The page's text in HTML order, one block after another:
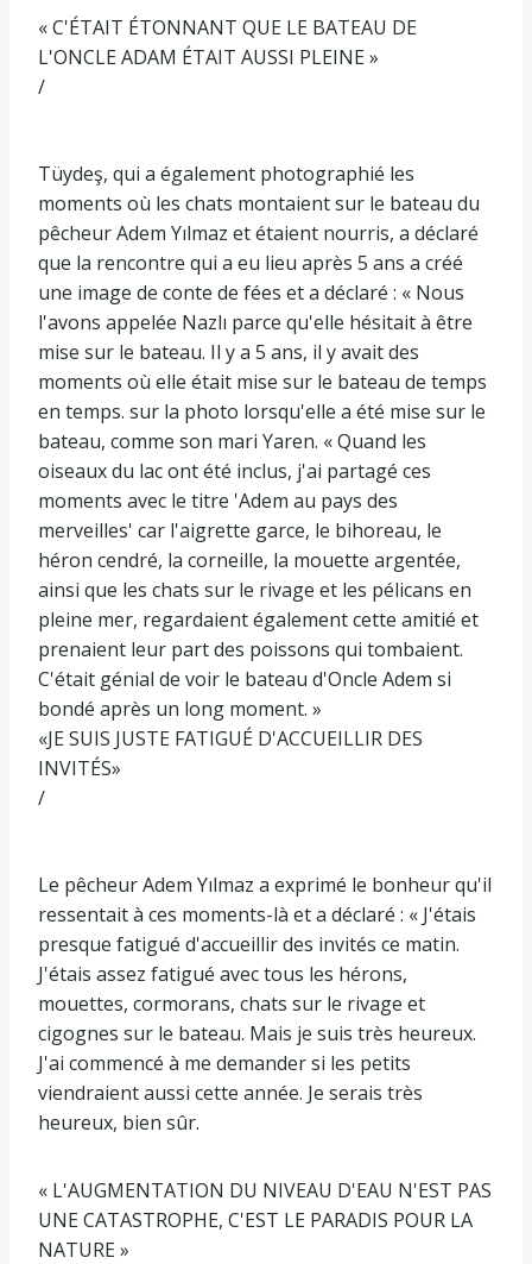
« C'ÉTAIT ÉTONNANT QUE LE BATEAU DE
L'ONCLE ADAM ÉTAIT AUSSI PLEINE »
/
Tüydeş, qui a également photographié les
moments où les chats montaient sur le bateau du
pêcheur Adem Yılmaz et étaient nourris, a déclaré
que la rencontre qui a eu lieu après 5 ans a créé
une image de conte de fées et a déclaré : « Nous
l'avons appelée Nazlı parce qu'elle hésitait à être
mise sur le bateau. Il y a 5 ans, il y avait des
moments où elle était mise sur le bateau de temps
en temps. sur la photo lorsqu'elle a été mise sur le
bateau, comme son mari Yaren. « Quand les
oiseaux du lac ont été inclus, j'ai partagé ces
moments avec le titre 'Adem au pays des
merveilles' car l'aigrette garce, le bihoreau, le
héron cendré, la corneille, la mouette argentée,
ainsi que les chats sur le rivage et les pélicans en
pleine mer, regardaient également cette amitié et
prenaient leur part des poissons qui tombaient.
C'était génial de voir le bateau d'Oncle Adem si
bondé après un long moment. »
«JE SUIS JUSTE FATIGUÉ D'ACCUEILLIR DES
INVITÉS»
/
Le pêcheur Adem Yılmaz a exprimé le bonheur qu'il
ressentait à ces moments-là et a déclaré : « J'étais
presque fatigué d'accueillir des invités ce matin.
J'étais assez fatigué avec tous les hérons,
mouettes, cormorans, chats sur le rivage et
cigognes sur le bateau. Mais je suis très heureux.
J'ai commencé à me demander si les petits
viendraient aussi cette année. Je serais très
heureux, bien sûr.
« L'AUGMENTATION DU NIVEAU D'EAU N'EST PAS
UNE CATASTROPHE, C'EST LE PARADIS POUR LA
NATURE »